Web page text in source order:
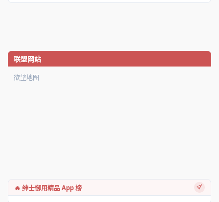
联盟网站
欲望地图
🔥 绅士御用精品 App 榜